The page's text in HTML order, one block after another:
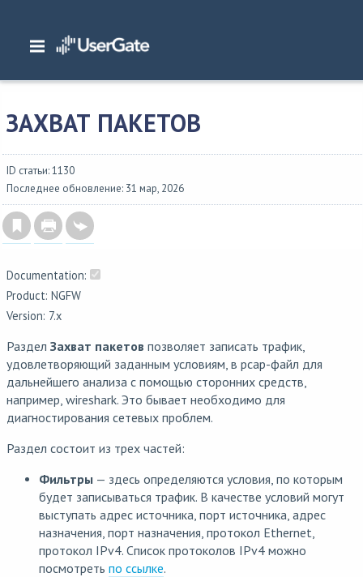
Главная/ Документация/NGFW
Диагностика и мониторинг
ЗАХВАТ ПАКЕТОВ
ID статьи: 1130
Последнее обновление: 31 мар, 2026
Documentation:
Product: NGFW
Version: 7.x
Раздел Захват пакетов позволяет записать трафик,
удовлетворяющий заданным условиям, в pcap-файл для
дальнейшего анализа с помощью сторонних средств,
например, wireshark. Это бывает необходимо для
диагностирования сетевых проблем.
Раздел состоит из трех частей:
Фильтры — здесь определяются условия, по которым
будет записываться трафик. В качестве условий могут
выступать адрес источника, порт источника, адрес
назначения, порт назначения, протокол Ethernet,
протокол IPv4. Список протоколов IPv4 можно
посмотреть по ссылке.